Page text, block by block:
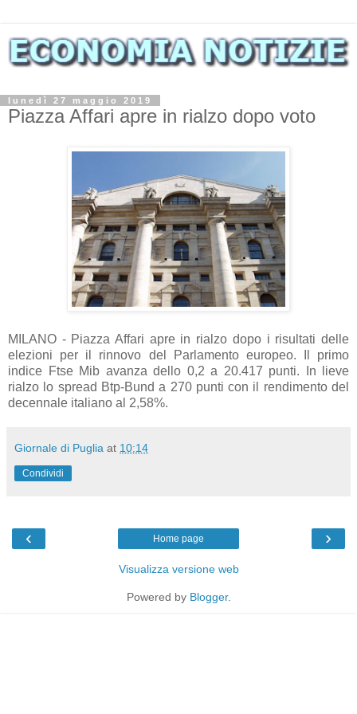
lunedì 27 maggio 2019
Piazza Affari apre in rialzo dopo voto
MILANO - Piazza Affari apre in rialzo dopo i risultati delle
elezioni per il rinnovo del Parlamento europeo. Il primo
indice Ftse Mib avanza dello 0,2 a 20.417 punti. In lieve
rialzo lo spread Btp-Bund a 270 punti con il rendimento del
decennale italiano al 2,58%.
Giornale di Puglia at 10:14
Condividi
‹ ›
Home page
Visualizza versione web
Powered by Blogger.